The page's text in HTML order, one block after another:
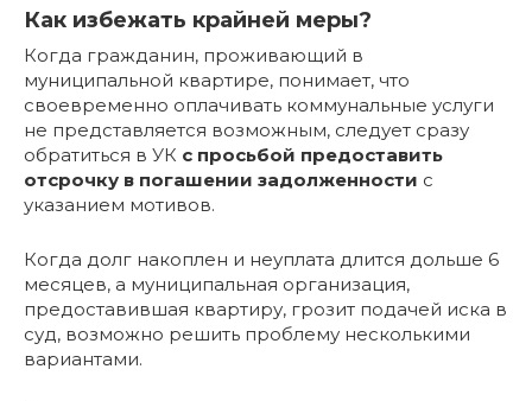
Как избежать крайней меры?
Когда гражданин, проживающий в
муниципальной квартире, понимает, что
своевременно оплачивать коммунальные услуги
не представляется возможным, следует сразу
обратиться в УК с просьбой предоставить
отсрочку в погашении задолженности с
указанием мотивов.
Когда долг накоплен и неуплата длится дольше 6
месяцев, а муниципальная организация,
предоставившая квартиру, грозит подачей иска в
суд, возможно решить проблему несколькими
вариантами.